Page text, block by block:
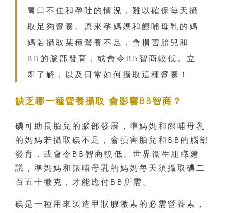
胃口不佳和孕吐的情況，難以確保每天攝
取足夠營養。原來孕媽媽和餵哺母乳的媽
媽若攝取某種營養不足，會損害胎兒和
BB的腦部發育，或會令BB智商較低。立
即了解，以及日常如何攝取這種營養！
缺乏哪一種營養攝取 會影響BB智商？
碘可助長胎兒的腦部發展，準媽媽和餵哺母乳
的媽媽若攝取碘不足，會損害胎兒和BB的腦部
發育，或會令BB智商較低。世界衞生組織建
議，準媽媽和餵哺母乳的媽媽每天須攝取碘二
百五十微克，才能應付BB所需。
碘是一種用來製造甲狀腺激素的必需營養素，